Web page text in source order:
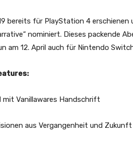
bereits für PlayStation 4 erschienen
nominiert. Dieses packende
am 12. April auch für Nintendo
mit Vanillawares Handschrift
aus Vergangenheit und Zukunft